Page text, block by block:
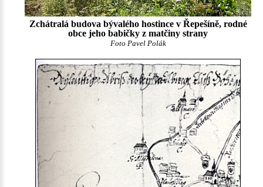
Zchátralá budova bývalého hostince v Řepešíně, rodné
obce jeho babičky z matčiny strany
Foto Pavel Polák